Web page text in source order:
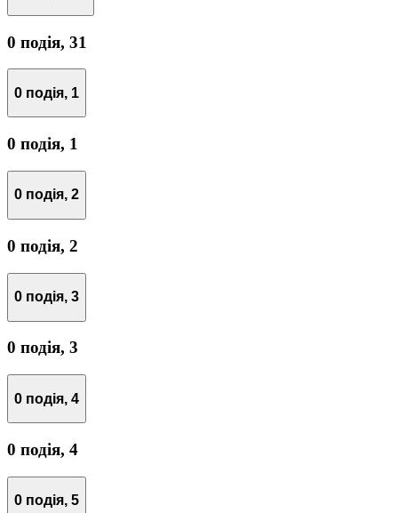
0 подія, 31
0 подія, 1
0 подія, 1
0 подія, 2
0 подія, 2
0 подія, 3
0 подія, 3
0 подія, 4
0 подія, 4
0 подія, 5